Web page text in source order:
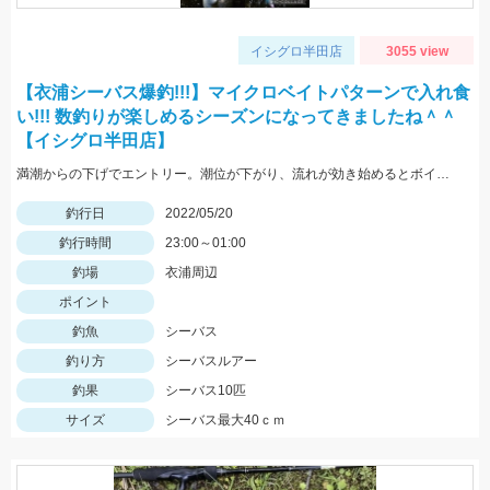
イシグロ半田店 3055 view
【衣浦シーバス爆釣!!!】マイクロベイトパターンで入れ食
い!!! 数釣りが楽しめるシーズンになってきましたね＾＾
【イシグロ半田店】
満潮からの下げでエントリー。潮位が下がり、流れが効き始めるとボイル多数。小型ルアーでスローで巻くと効果的でした。
釣行日
2022/05/20
釣行時間
23:00～01:00
釣場
衣浦周辺
ポイント
釣魚
シーバス
釣り方
シーバスルアー
釣果
シーバス10匹
サイズ
シーバス最大40ｃｍ